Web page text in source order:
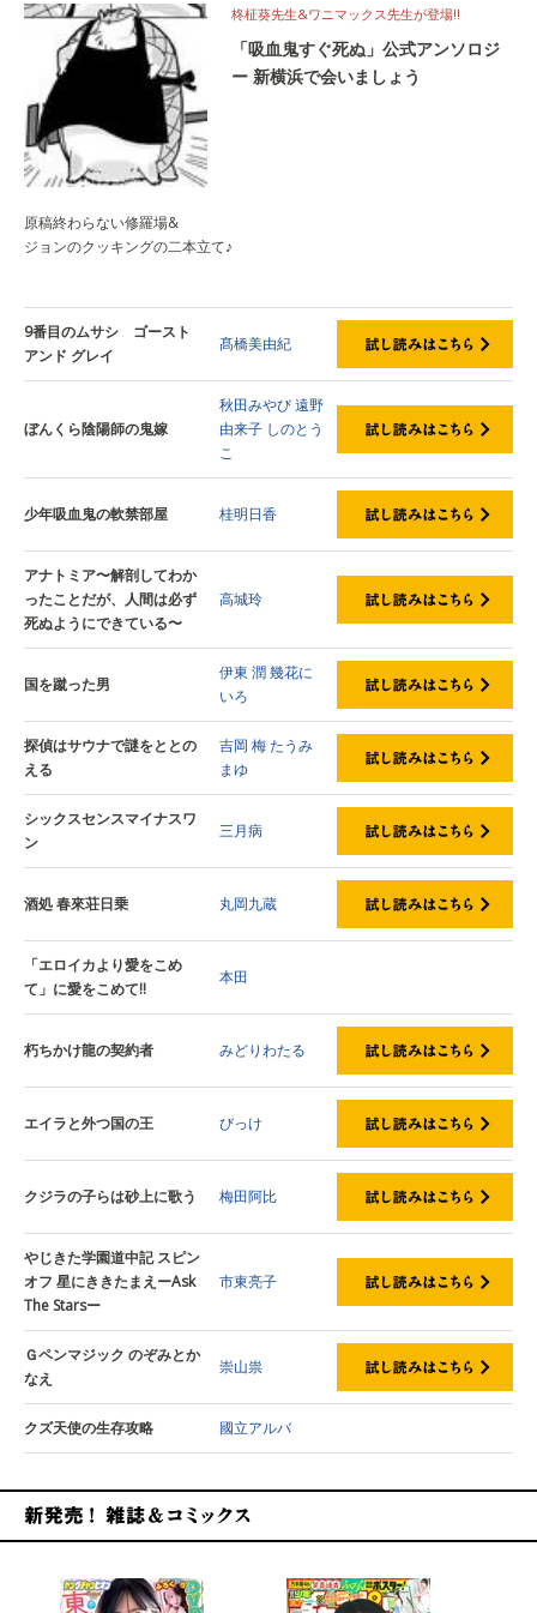
柊柾葵先生&ワニマックス先生が登場!!
「吸血鬼すぐ死ぬ」公式アンソロジ
ー 新横浜で会いましょう
原稿終わらない修羅場&
ジョンのクッキングの二本立て♪
9番目のムサシ ゴースト
アンド グレイ
髙橋美由紀
ぼんくら陰陽師の鬼嫁
秋田みやび遠野
由来子 しのとう
こ
少年吸血鬼の軟禁部屋 桂明日香
アナトミア〜解剖してわか
ったことだが、人間は必ず
死ぬようにできている〜
高城玲
国を蹴った男
伊東 潤幾花に
いろ
探偵はサウナで謎をととの
える
吉岡 梅たうみ
まゆ
シックスセンスマイナスワ
ン
三月病
酒処 春來荘日乗 丸岡九蔵
「エロイカより愛をこめ
て」に愛をこめて!!
本田
朽ちかけ龍の契約者 みどりわたる
エイラと外つ国の王 びっけ
クジラの子らは砂上に歌う 梅田阿比
やじきた学園道中記 スピン
オフ 星にききたまえーAsk
The Starsー
市東亮子
Ｇペンマジック のぞみとか
なえ
崇山祟
クズ天使の生存攻略 國立アルバ